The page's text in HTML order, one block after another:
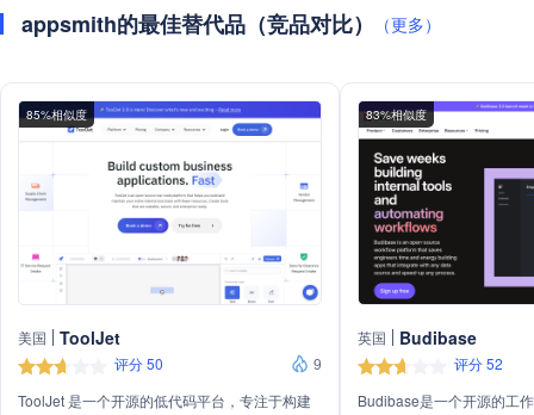
appsmith的最佳替代品（竞品对比） （更多）
85%相似度
美国 ToolJet
评分 50
9
ToolJet 是一个开源的低代码平台，专注于构建
83%相似度
英国 Budibase
评分 52
Budibase是一个开源的工